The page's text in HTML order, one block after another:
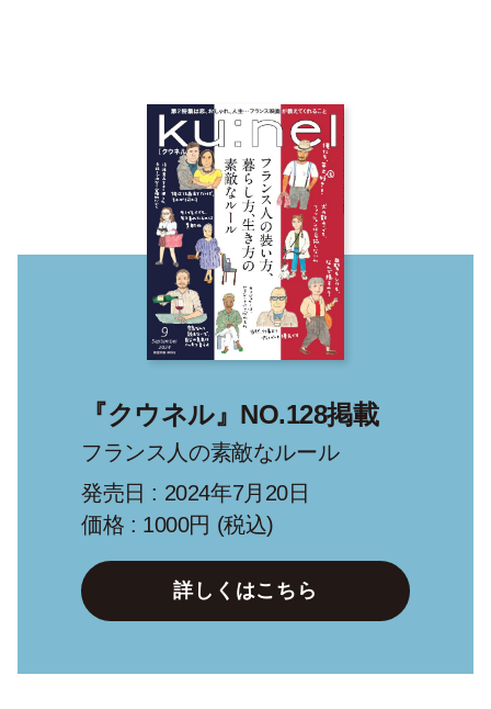
『クウネル』NO.128掲載
フランス人の素敵なルール
発売日 : 2024年7月20日
価格 : 1000円 (税込)
詳しくはこちら